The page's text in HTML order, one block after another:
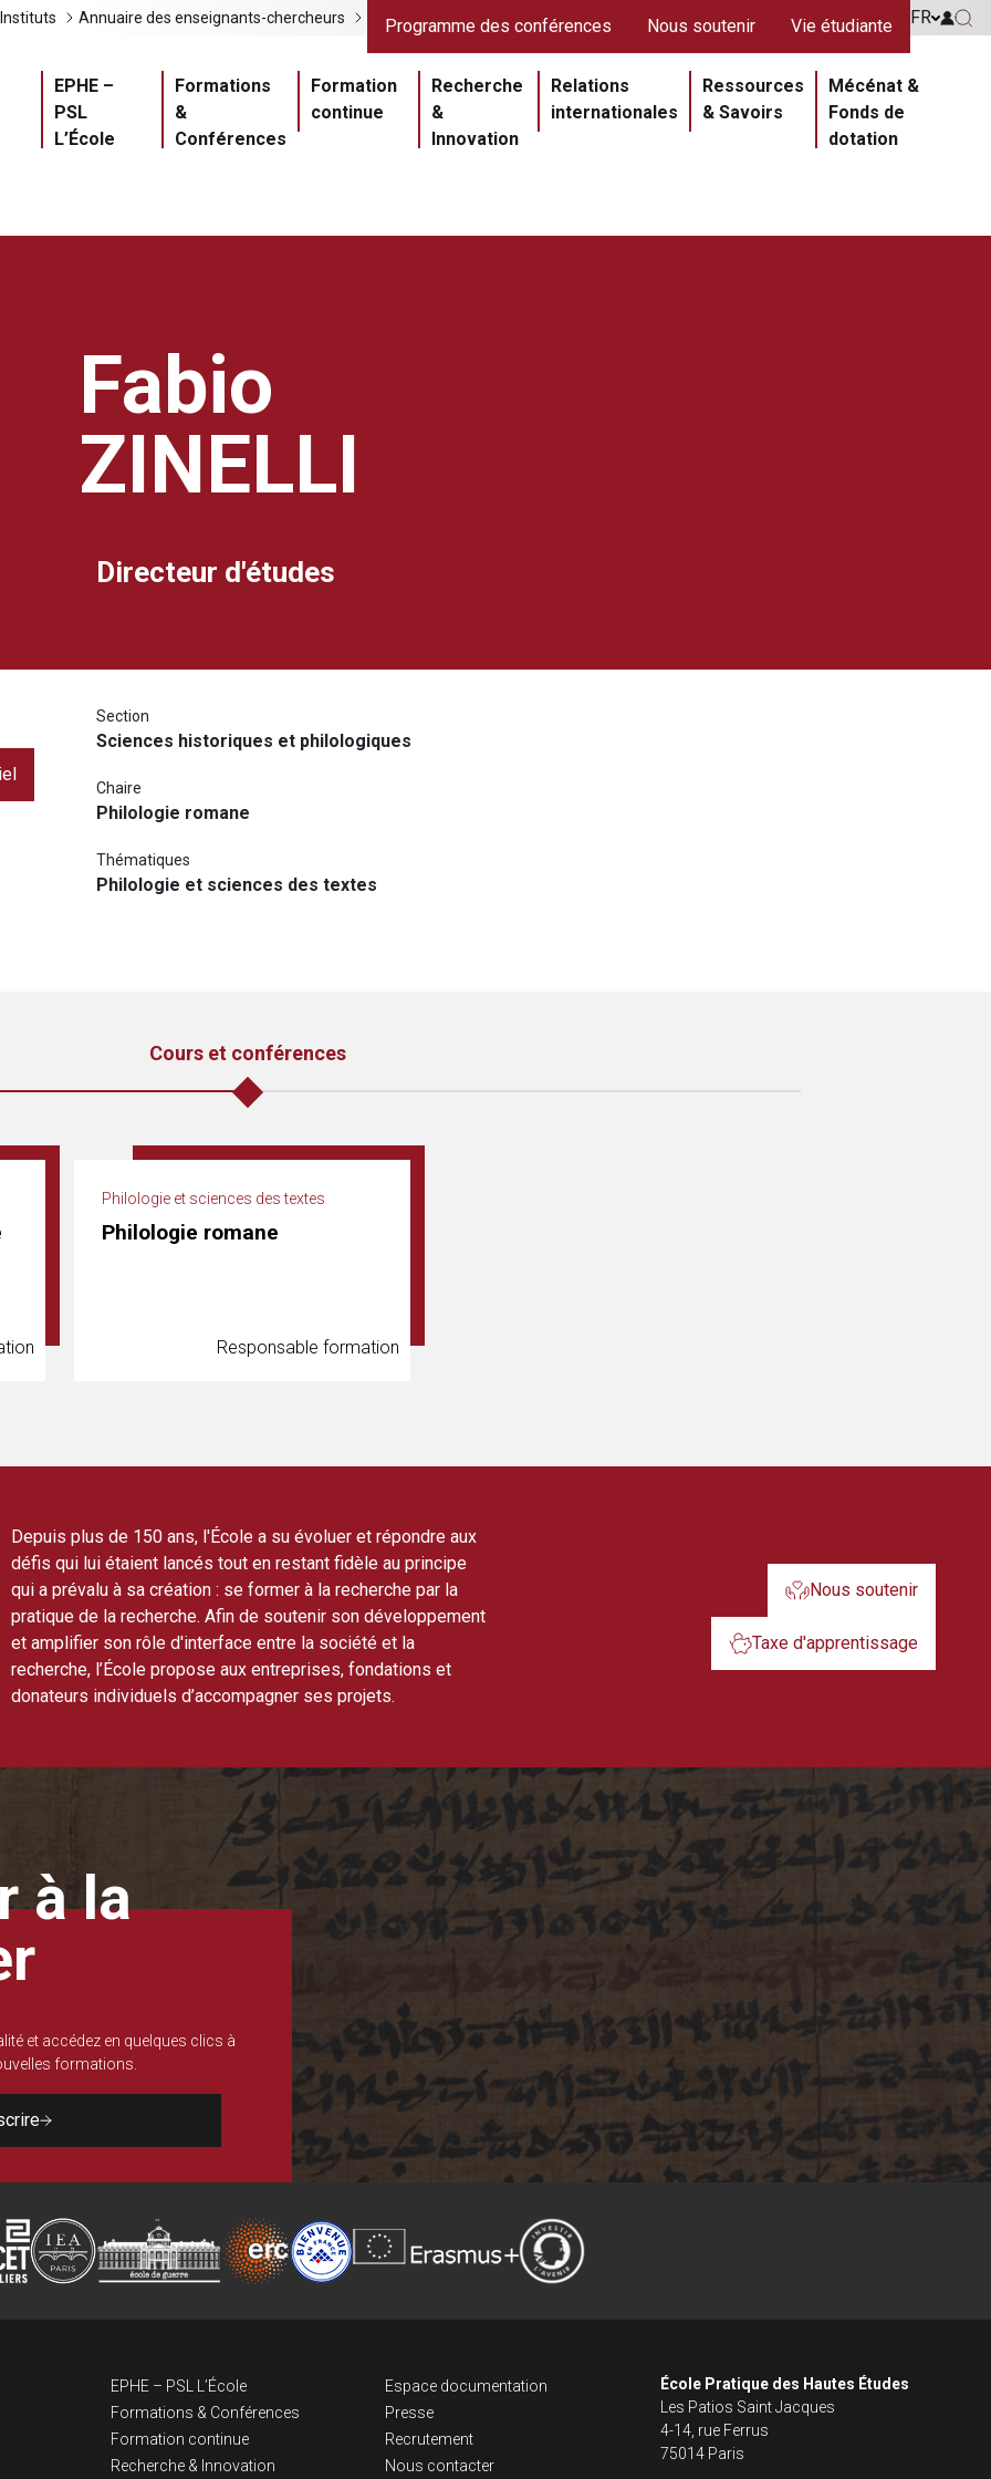
Navigation principale
EPHE –
PSL
L’École
Formations
&
Conférences
Formation
continue
Recherche
&
Innovation
Relations
internationales
Ressources
& Savoirs
Mécénat &
Fonds de
dotation
Liens gris
Instituts Annuaire des enseignants-chercheurs Liens rouges
Programme des conférences Nous soutenir Vie étudiante FR Go to
Go
Master
Fabio
ZINELLI
Directeur d'études
Section
Sciences historiques et philologiques
Chaire
Philologie romane
Thématiques
Philologie et sciences des textes
Cours et conférences
Philologie et sciences des textes
Philologie romane
Responsable formation
Depuis plus de 150 ans, l'École a su évoluer et répondre aux
défis qui lui étaient lancés tout en restant fidèle au principe
qui a prévalu à sa création : se former à la recherche par la
pratique de la recherche. Afin de soutenir son développement
et amplifier son rôle d'interface entre la société et la
recherche, l’École propose aux entreprises, fondations et
donateurs individuels d’accompagner ses projets.
Nous soutenir
Taxe d'apprentissage
à la
et accédez en quelques clics à
formations.
Navigation principale dans le
EPHE – PSL L’École
Formations & Conférences
Formation continue
Recherche & Innovation
Liens footer
Espace documentation
Presse
Recrutement
Nous contacter
École Pratique des Hautes Études
Les Patios Saint Jacques
4-14, rue Ferrus
75014 Paris